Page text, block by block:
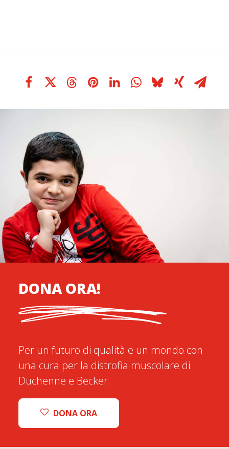
DONA ORA!
Per un futuro di qualità e un mondo con
una cura per la distrofia muscolare di
Duchenne e Becker.
DONA ORA